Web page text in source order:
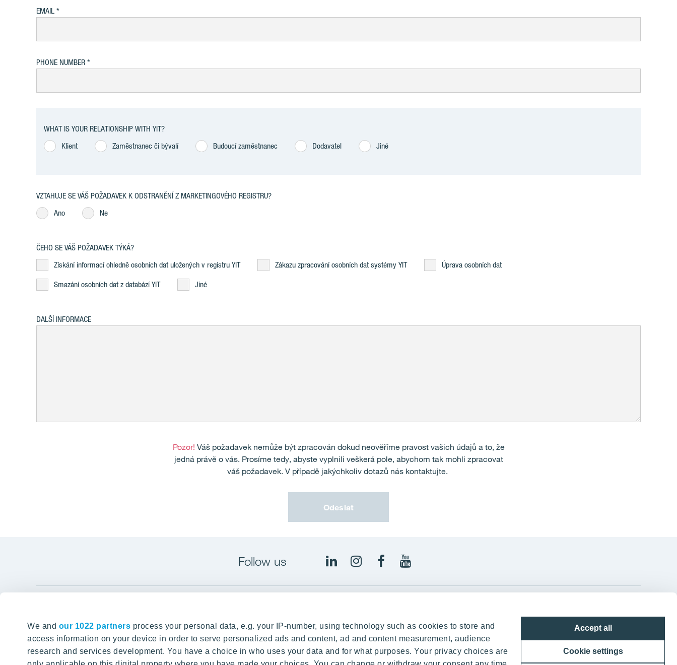
We and our 1022 partners process your personal data, e.g. your IP-number, using technology such as cookies to store and
access information on your device in order to serve personalized ads and content, ad and content measurement, audience
research and services development. You have a choice in who uses your data and for what purposes. Your privacy choices are
Accept all
Cookie settings
EMAIL
PHONE NUMBER
WHAT IS YOUR RELATIONSHIP WITH YIT?
Klient
Zaměstnanec či bývalí Budoucí zaměstnanec Dodavatel Jiné
VZTAHUJE SE VÁŠ POŽADAVEK K ODSTRANĚNÍ Z MARKETINGOVÉHO REGISTRU?
Ano
Ne
ČEHO SE VÁŠ POŽADAVEK TÝKÁ?
Získání informací ohledně osobních dat uložených v registru YIT
Zákazu zpracování osobních dat systémy YIT Úprava osobních dat
Smazání osobních dat z databází YIT Jiné
DALŠÍ INFORMACE
Pozor! Váš požadavek nemůže být zpracován dokud neověříme pravost vašich údajů a to, že
jedná právě o vás. Prosíme tedy, abyste vyplnili veškerá pole, abychom tak mohli zpracovat
váš požadavek. V případě jakýchkoliv dotazů nás kontaktujte.
Odeslat
Follow us
Tomorrow well built
SEARCH
The Buying Process
Client alterations
RANTA Barrandov III
RANTA Barrandov IV
TELEHOUSE – Generála Píky 430/26
160 00 Praha 6 - Dejvice